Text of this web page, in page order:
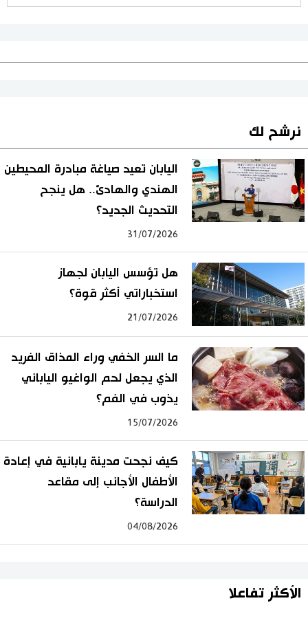
نرشح لك
اليابان تعيد صياغة مبادرة المحيطين
الهندي والهادئ.. هل ينجح
التحديث الجديد؟
31/07/2026
هل تؤسس اليابان لجهاز
استخباراتي أكثر قوة؟
21/07/2026
ما السر الخفي وراء المذاق الفريد
الذي يجعل لحم الواغيو الياباني
يذوب في الفم؟
15/07/2026
كيف نجحت مدينة يابانية في إعادة
الأطفال الأجانب إلى مقاعد
الدراسة؟
04/08/2026
الأكثر تفاعلا